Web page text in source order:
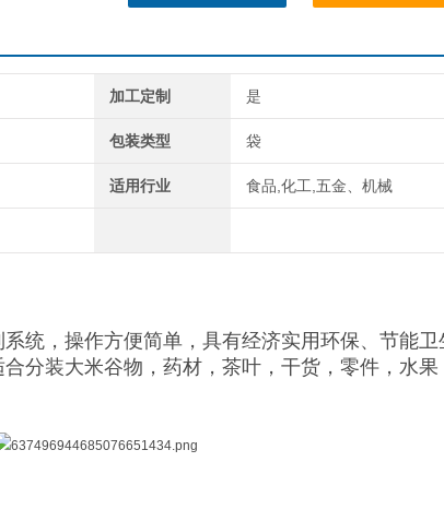
加工定制 是
包装类型 袋
适用行业 食品,化工,五金、机械
统，操作方便简单，具有经济实用环保、节能
分装大米谷物，药材，茶叶，干货，零件，水果